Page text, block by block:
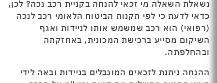
נשאלת השאלה מי זכאי להנחה בקניית רכב נכה? לכן,
כדאי לדעת כי לפי תקנות הביטוח הלאומי רכב לנכה
(רפואי) הוא רכב שמשמש אותו לניידות ואגף
השיקום מסייע ברכישת המכונית, באחזקתה
ובהחלפתה.
ההנחה ניתנת לזכאים המוגבלים בניידות ובאה לידי